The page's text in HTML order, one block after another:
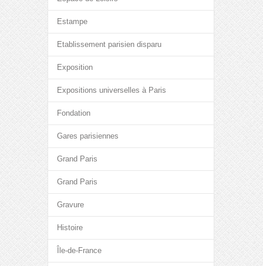
Estampe
Etablissement parisien disparu
Exposition
Expositions universelles à Paris
Fondation
Gares parisiennes
Grand Paris
Grand Paris
Gravure
Histoire
Île-de-France